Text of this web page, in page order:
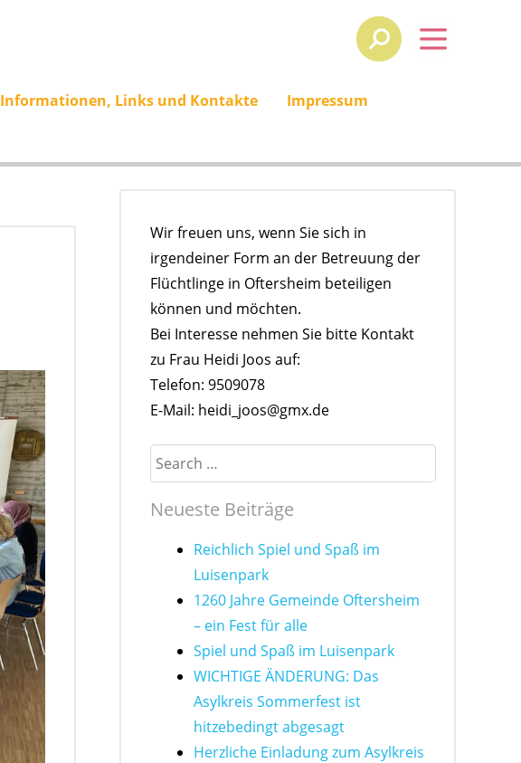
Informationen, Links und Kontakte
Impressum
Wir freuen uns, wenn Sie sich in
irgendeiner Form an der Betreuung der
Flüchtlinge in Oftersheim beteiligen
können und möchten.
Bei Interesse nehmen Sie bitte Kontakt
zu Frau Heidi Joos auf:
Telefon: 9509078
E-Mail: heidi_joos@gmx.de
Search
Neueste Beiträge
Reichlich Spiel und Spaß im
Luisenpark
1260 Jahre Gemeinde Oftersheim
– ein Fest für alle
Spiel und Spaß im Luisenpark
WICHTIGE ÄNDERUNG: Das
Asylkreis Sommerfest ist
hitzebedingt abgesagt
Herzliche Einladung zum Asylkreis